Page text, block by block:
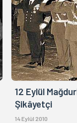
12 Eylül
Şikâyetçi
14 Eylül 2010